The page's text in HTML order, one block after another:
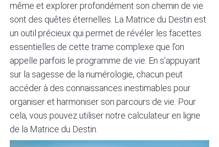
même et explorer profondément son chemin de vie
sont des quêtes éternelles. La Matrice du Destin est
un outil précieux qui permet de révéler les facettes
essentielles de cette trame complexe que l’on
appelle parfois le programme de vie. En s’appuyant
sur la sagesse de la numérologie, chacun peut
accéder à des connaissances inestimables pour
organiser et harmoniser son parcours de vie. Pour
cela, vous pouvez utilisernotre calculateur en ligne
de la Matrice du Destin.